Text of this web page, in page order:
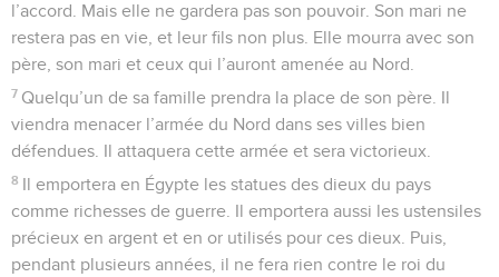
l’accord. Mais elle ne gardera pas son pouvoir. Son mari ne
restera pas en vie, et leur fils non plus. Elle mourra avec son
père, son mari et ceux qui l’auront amenée au Nord.
7 Quelqu’un de sa famille prendra la place de son père. Il
viendra menacer l’armée du Nord dans ses villes bien
défendues. Il attaquera cette armée et sera victorieux.
8 Il emportera en Égypte les statues des dieux du pays
comme richesses de guerre. Il emportera aussi les ustensiles
précieux en argent et en or utilisés pour ces dieux. Puis,
pendant plusieurs années, il ne fera rien contre le roi du